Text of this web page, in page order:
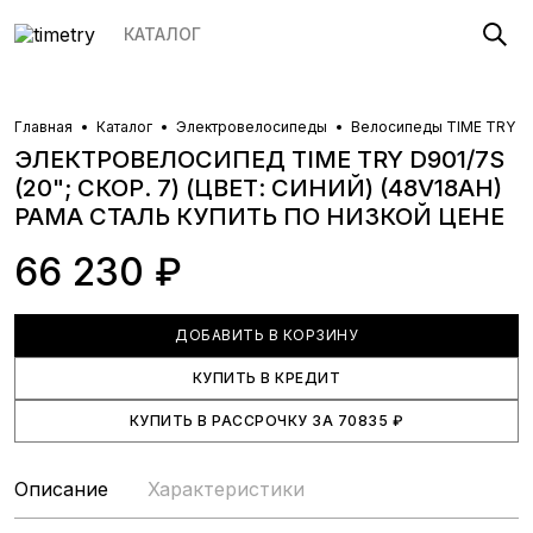
КАТАЛОГ
Главная Каталог Электровелосипеды Велосипеды TIME TRY
ЭЛЕКТРОВЕЛОСИПЕД TIME TRY D901/7S
(20"; СКОР. 7) (ЦВЕТ: СИНИЙ) (48V18AH)
РАМА СТАЛЬ КУПИТЬ ПО НИЗКОЙ ЦЕНЕ
66 230 ₽
ДОБАВИТЬ В КОРЗИНУ
КУПИТЬ В КРЕДИТ
КУПИТЬ В РАССРОЧКУ ЗА 70835 ₽
Описание Характеристики